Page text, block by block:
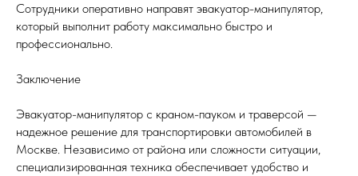
Сотрудники оперативно направят эвакуатор-манипулятор,
который выполнит работу максимально быстро и
профессионально.
Заключение
Эвакуатор-манипулятор с краном-пауком и траверсой —
надежное решение для транспортировки автомобилей в
Москве. Независимо от района или сложности ситуации,
специализированная техника обеспечивает удобство и